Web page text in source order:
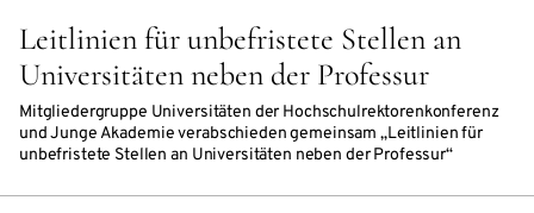
Leitlinien für unbefristete Stellen an
Universitäten neben der Professur
Mitgliedergruppe Universitäten der Hochschulrektorenkonferenz
und Junge Akademie verabschieden gemeinsam „Leitlinien für
unbefristete Stellen an Universitäten neben der Professur“